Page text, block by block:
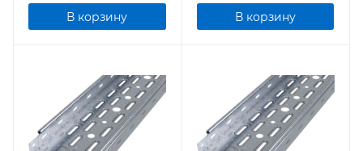
В корзину В корзину